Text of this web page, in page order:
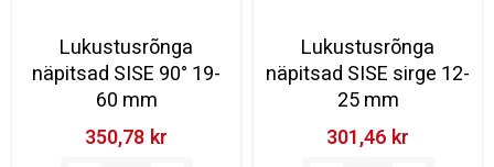
Lukustusrõnga
näpitsad SISE 90° 19-
60 mm
350,78 kr‎
Lukustusrõnga
näpitsad SISE sirge 12-
25 mm
301,46 kr‎